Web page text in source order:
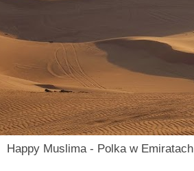
Happy Muslima - Polka w Emiratach